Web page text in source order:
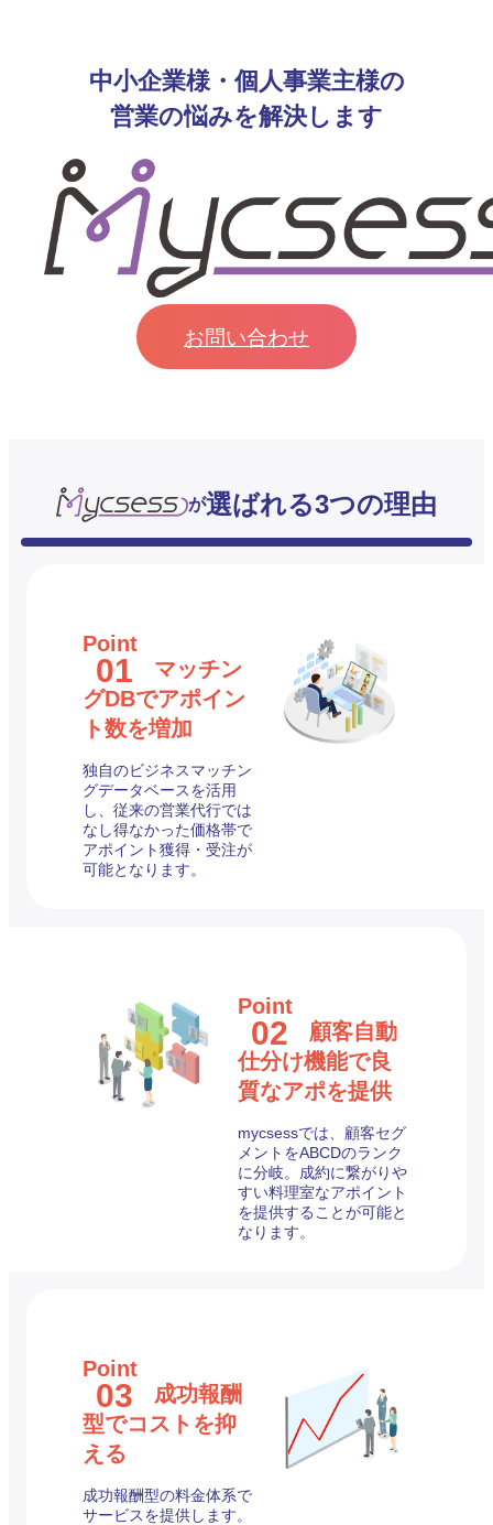
中小企業様・個人事業主様の
営業の悩みを解決します
お問い合わせ
が選ばれる3つの理由
Point
01
マッチン
グDBでアポイン
ト数を増加
独自のビジネスマッチン
グデータベースを活用
し、従来の営業代行では
なし得なかった価格帯で
アポイント獲得・受注が
可能となります。
Point
02
顧客自動
仕分け機能で良
質なアポを提供
mycsessでは、顧客セグ
メントをABCDのランク
に分岐。成約に繋がりや
すい料理室なアポイント
を提供することが可能と
なります。
Point
03
成功報酬
型でコストを抑
える
成功報酬型の料金体系で
サービスを提供します。